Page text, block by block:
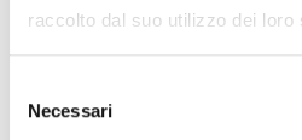
raccolto dal suo utilizzo dei loro
delNecessari
Settore Giovanile